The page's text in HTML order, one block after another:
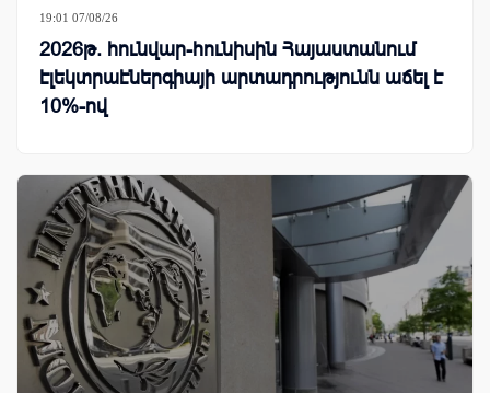
19:01 07/08/26
2026թ. հունվար-հունիսին Հայաստանում
էլեկտրաէներգիայի արտադրությունն աճել է
10%-ով